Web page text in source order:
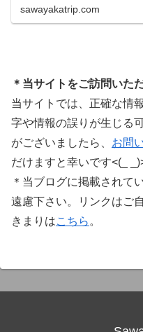
に知っ
sawayakatrip.com
＊当サイトをご訪問いた
当サイトでは、正確な情
字や情報の誤りが生じる
がございましたら、 お問
だけますと幸いです<(_
＊当ブログに掲載されて
遠慮下さい。リンクはご
きまりはこちら 。